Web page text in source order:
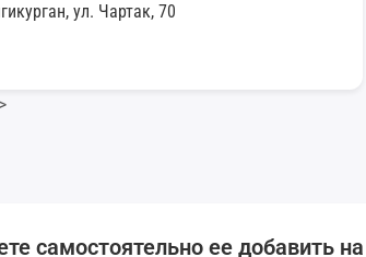
ул. Чартак, 70
самостоятельно ее добавить на